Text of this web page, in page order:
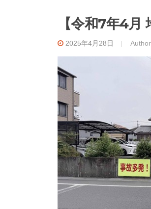
【令和7年4月
2025年4月28日